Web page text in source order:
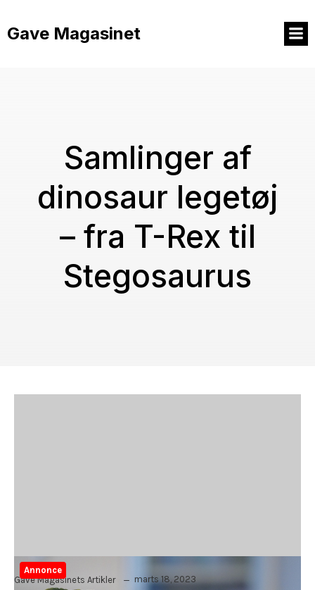
indhold
Gave Magasinet
Samlinger af
dinosaur legetøj
– fra T-Rex til
Stegosaurus
Annonce
Gave Magasinets Artikler
marts 18, 2023